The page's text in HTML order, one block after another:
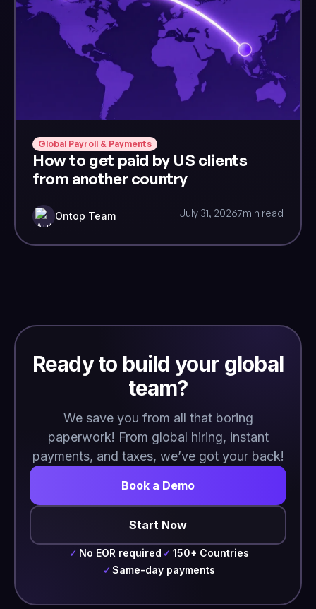
Global Payroll & Payments
How to get paid by US clients
from another country
Ontop Team July 31, 20267min read
Ready to build your global
team?
We save you from all that boring
paperwork! From global hiring, instant
payments, and taxes, we’ve got your back!
Book a Demo
Start Now
✓ No EOR required ✓ 150+ Countries
✓ Same-day payments